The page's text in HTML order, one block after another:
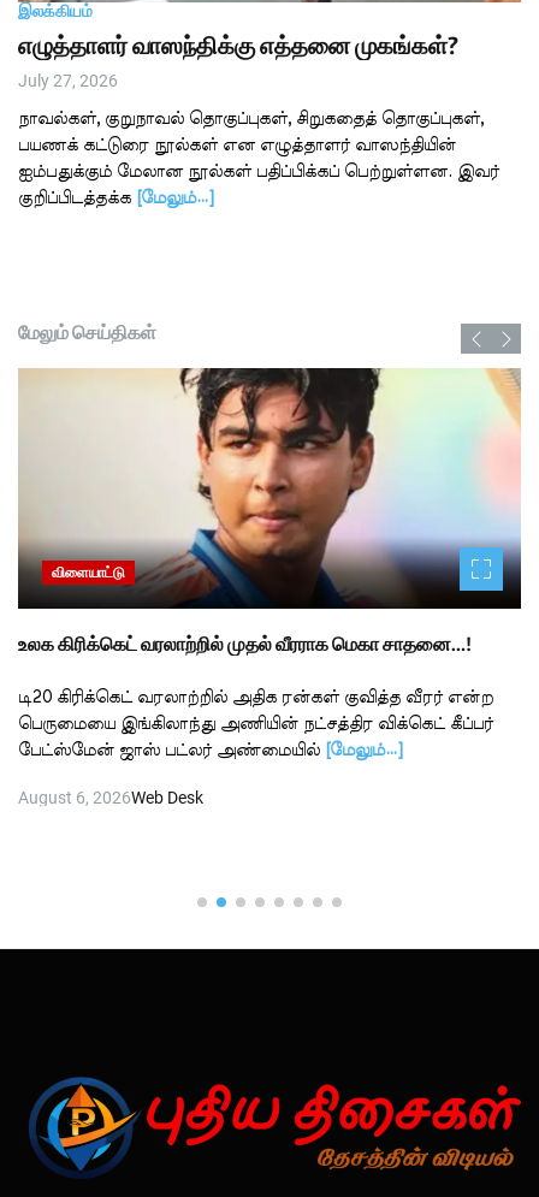
இலக்கியம்
எழுத்தாளர் வாஸந்திக்கு எத்தனை முகங்கள்?
July 27, 2026
நாவல்கள், குறுநாவல் தொகுப்புகள், சிறுகதைத் தொகுப்புகள்,
பயணக் கட்டுரை நூல்கள் என எழுத்தாளர் வாஸந்தியின்
ஐம்பதுக்கும் மேலான நூல்கள் பதிப்பிக்கப் பெற்றுள்ளன. இவர்
குறிப்பிடத்தக்க
[மேலும்…]
மேலும் செய்திகள்
விளையாட்டு
உலக கிரிக்கெட் வரலாற்றில் முதல் வீரராக மெகா சாதனை…!
டி20 கிரிக்கெட் வரலாற்றில் அதிக ரன்கள் குவித்த வீரர் என்ற
பெருமையை இங்கிலாந்து அணியின் நட்சத்திர விக்கெட் கீப்பர்
பேட்ஸ்மேன் ஜாஸ் பட்லர் அண்மையில்
[மேலும்…]
August 6, 2026Web Desk